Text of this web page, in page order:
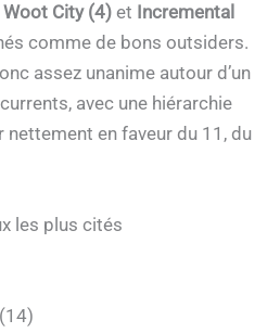
Woot City (4) et Incremental
comme de bons outsiders.
assez unanime autour d’un
avec une hiérarchie
en faveur du 11, du
les plus cités